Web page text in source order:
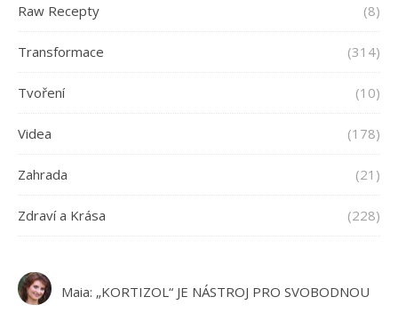
Raw Recepty (8)
Transformace (314)
Tvoření (10)
Videa (178)
Zahrada (21)
Zdraví a Krása (228)
Maia: „KORTIZOL“ JE NÁSTROJ PRO SVOBODNOU